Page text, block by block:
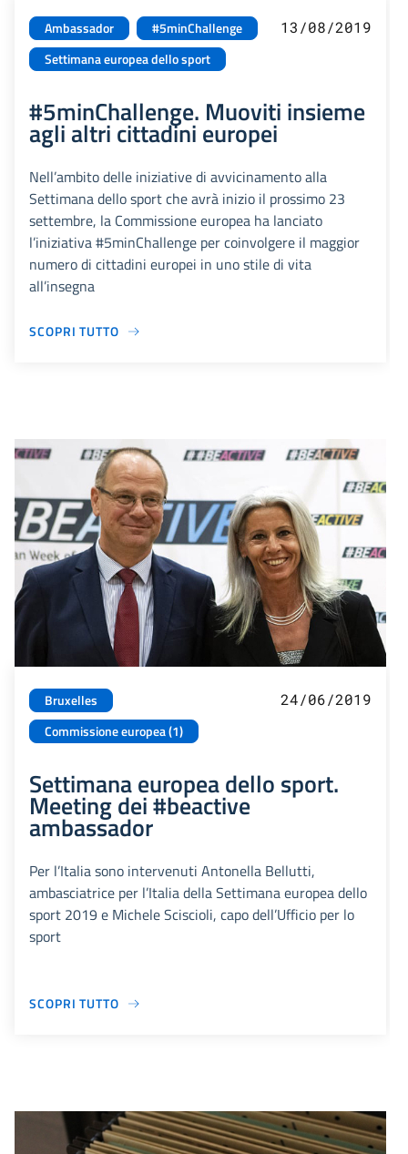
Ambassador
#5minChallenge
Settimana europea dello sport
13/08/2019
#5minChallenge. Muoviti insieme
agli altri cittadini europei
Nell’ambito delle iniziative di avvicinamento alla
Settimana dello sport che avrà inizio il prossimo 23
settembre, la Commissione europea ha lanciato
l’iniziativa #5minChallenge per coinvolgere il maggior
numero di cittadini europei in uno stile di vita
all’insegna
SCOPRI TUTTO
Bruxelles
Commissione europea (1)
24/06/2019
Settimana europea dello sport.
Meeting dei #beactive
ambassador
Per l’Italia sono intervenuti Antonella Bellutti,
ambasciatrice per l’Italia della Settimana europea dello
sport 2019 e Michele Sciscioli, capo dell’Ufficio per lo
sport
SCOPRI TUTTO